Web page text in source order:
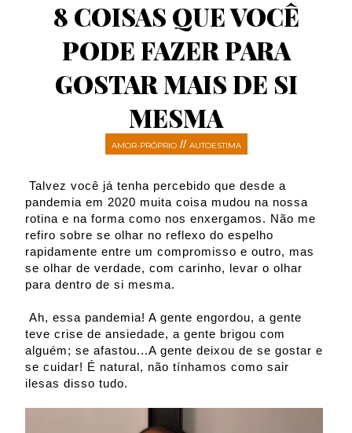
8 COISAS QUE VOCÊ
PODE FAZER PARA
GOSTAR MAIS DE SI
MESMA
AMOR-PRÓPRIO// AUTOESTIMA
Talvez você já tenha percebido que desde a
pandemia em 2020 muita coisa mudou na nossa
rotina e na forma como nos enxergamos. Não me
refiro sobre se olhar no reflexo do espelho
rapidamente entre um compromisso e outro, mas
se olhar de verdade, com carinho, levar o olhar
para dentro de si mesma.
Ah, essa pandemia! A gente engordou, a gente
teve crise de ansiedade, a gente brigou com
alguém; se afastou...A gente deixou de se gostar e
se cuidar! É natural, não tínhamos como sair
ilesas disso tudo.